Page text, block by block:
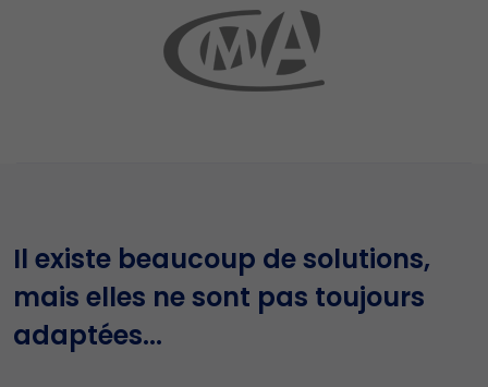
Il existe beaucoup de solutions,
mais elles ne sont pas toujours
adaptées...